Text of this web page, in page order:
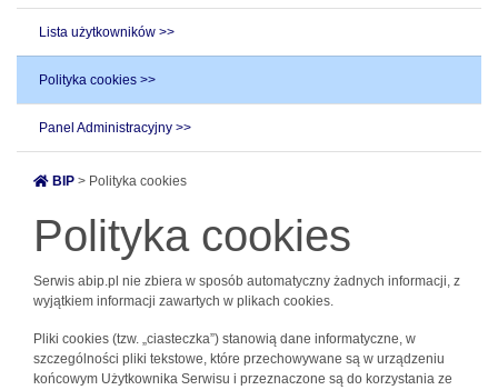
Lista użytkowników >>
Polityka cookies >>
Panel Administracyjny >>
BIP > Polityka cookies
Polityka cookies
Serwis abip.pl nie zbiera w sposób automatyczny żadnych informacji, z
wyjątkiem informacji zawartych w plikach cookies.
Pliki cookies (tzw. „ciasteczka”) stanowią dane informatyczne, w
szczególności pliki tekstowe, które przechowywane są w urządzeniu
końcowym Użytkownika Serwisu i przeznaczone są do korzystania ze